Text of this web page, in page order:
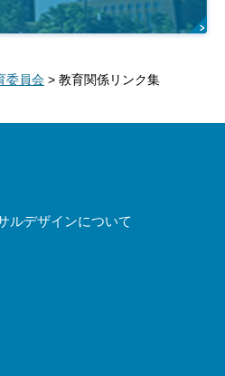
委員会 > 教育関係リンク集
ルデザインについて